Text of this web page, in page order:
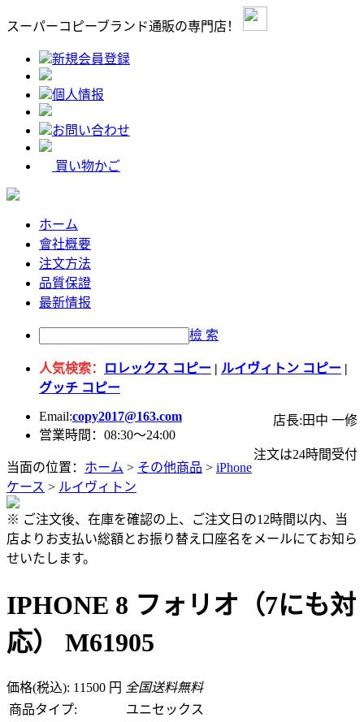
スーパーコピーブランド通販の専門店！
新規会員登録
個人情报
お問い合わせ
買い物かご
ホーム
會社概要
注文方法
品質保證
最新情报
檢 索
人気検索： ロレックス コピー | ルイヴィトン コピー |
グッチ コピー
Email:copy2017@163.com
店長:田中 一修
営業時間：08:30～24:00
注文は24時間受付
当面の位置： ホーム > その他商品 > iPhone
ケース > ルイヴィトン
※ ご注文後、在庫を確認の上、ご注文日の12時間以内、当
店よりお支払い総額とお振り替え口座名をメールにてお知ら
せいたします。
IPHONE 8 フォリオ（7にも対
応） M61905
価格(税込): 11500 円 全国送料無料
商品タイプ:
ユニセックス